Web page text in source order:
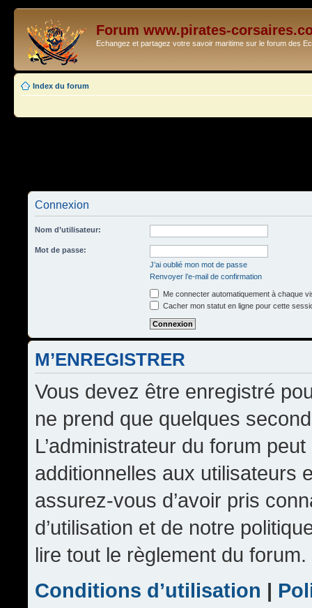
Forum www.pirates-
Echangez et partagez votre savoir maritime sur le forum des
Index du forum
Connexion
Nom d’utilisateur:
Mot de passe:
J’ai oublié mon mot de passe
Renvoyer l’e-mail de confirmation
Me connecter automatiquement à chaque
Cacher mon statut en ligne pour cette
M’ENREGISTRER
Vous devez être enregistré
ne prend que quelques
L’administrateur du forum
additionnelles aux utilisateurs
assurez-vous d’avoir pris
d’utilisation et de notre
lire tout le règlement du forum.
Conditions d’utilisation |